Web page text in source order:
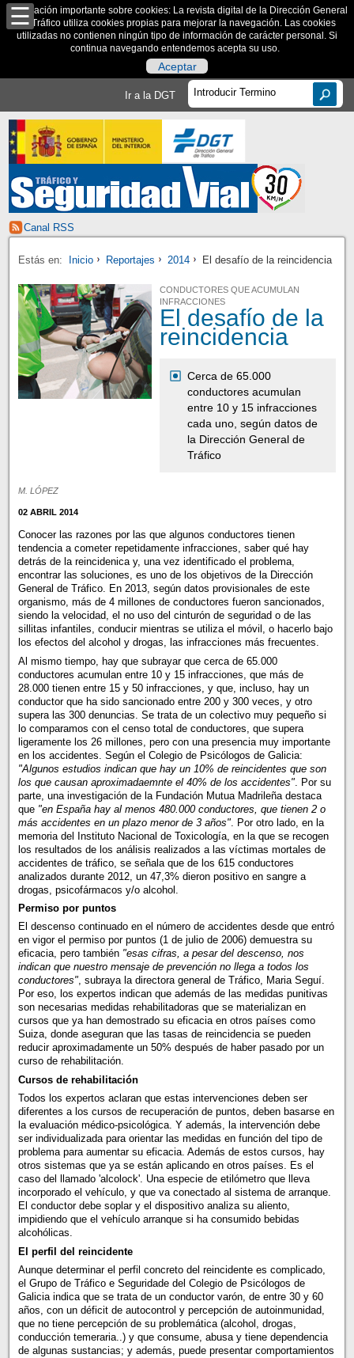
Información importante sobre cookies: La revista digital de la Dirección General
de Tráfico utiliza cookies propias para mejorar la navegación. Las cookies
utilizadas no contienen ningún tipo de información de carácter personal. Si
continua navegando entendemos acepta su uso.
Aceptar
Ir a la DGT
Canal RSS
Estás en: Inicio Reportajes 2014 El desafío de la reincidencia
CONDUCTORES QUE ACUMULAN
INFRACCIONES
El desafío de la
reincidencia
Cerca de 65.000
conductores acumulan
entre 10 y 15 infracciones
cada uno, según datos de
la Dirección General de
Tráfico
M. LÓPEZ
02 ABRIL 2014
Conocer las razones por las que algunos conductores tienen
tendencia a cometer repetidamente infracciones, saber qué hay
detrás de la reincidenica y, una vez identificado el problema,
encontrar las soluciones, es uno de los objetivos de la Dirección
General de Tráfico. En 2013, según datos provisionales de este
organismo, más de 4 millones de conductores fueron sancionados,
siendo la velocidad, el no uso del cinturón de seguridad o de las
sillitas infantiles, conducir mientras se utiliza el móvil, o hacerlo bajo
los efectos del alcohol y drogas, las infracciones más frecuentes.
Al mismo tiempo, hay que subrayar que cerca de 65.000
conductores acumulan entre 10 y 15 infracciones, que más de
28.000 tienen entre 15 y 50 infracciones, y que, incluso, hay un
conductor que ha sido sancionado entre 200 y 300 veces, y otro
supera las 300 denuncias. Se trata de un colectivo muy pequeño si
lo comparamos con el censo total de conductores, que supera
ligeramente los 26 millones, pero con una presencia muy importante
en los accidentes. Según el Colegio de Psicólogos de Galicia:
"Algunos estudios indican que hay un 10% de reincidentes que son
los que causan aproximadaemnte el 40% de los accidentes". Por su
parte, una investigación de la Fundación Mutua Madrileña destaca
que "en España hay al menos 480.000 conductores, que tienen 2 o
más accidentes en un plazo menor de 3 años". Por otro lado, en la
memoria del Instituto Nacional de Toxicología, en la que se recogen
los resultados de los análisis realizados a las víctimas mortales de
accidentes de tráfico, se señala que de los 615 conductores
analizados durante 2012, un 47,3% dieron positivo en sangre a
drogas, psicofármacos y/o alcohol.
Permiso por puntos
El descenso continuado en el número de accidentes desde que entró
en vigor el permiso por puntos (1 de julio de 2006) demuestra su
eficacia, pero también "esas cifras, a pesar del descenso, nos
indican que nuestro mensaje de prevención no llega a todos los
conductores", subraya la directora general de Tráfico, Maria Seguí.
Por eso, los expertos indican que además de las medidas punitivas
son necesarias medidas rehabilitadoras que se materializan en
cursos que ya han demostrado su eficacia en otros países como
Suiza, donde aseguran que las tasas de reincidencia se pueden
reducir aproximadamente un 50% después de haber pasado por un
curso de rehabilitación.
Cursos de rehabilitación
Todos los expertos aclaran que estas intervenciones deben ser
diferentes a los cursos de recuperación de puntos, deben basarse en
la evaluación médico-psicológica. Y además, la intervención debe
ser individualizada para orientar las medidas en función del tipo de
problema para aumentar su eficacia. Además de estos cursos, hay
otros sistemas que ya se están aplicando en otros países. Es el
caso del llamado 'alcolock'. Una especie de etilómetro que lleva
incorporado el vehículo, y que va conectado al sistema de arranque.
El conductor debe soplar y el dispositivo analiza su aliento,
impidiendo que el vehículo arranque si ha consumido bebidas
alcohólicas.
El perfil del reincidente
Aunque determinar el perfil concreto del reincidente es complicado,
el Grupo de Tráfico e Seguridade del Colegio de Psicólogos de
Galicia indica que se trata de un conductor varón, de entre 30 y 60
años, con un déficit de autocontrol y percepción de autoinmunidad,
que no tiene percepción de su problemática (alcohol, drogas,
conducción temeraria..) y que consume, abusa y tiene dependencia
de algunas sustancias; y además, puede presentar comportamientos